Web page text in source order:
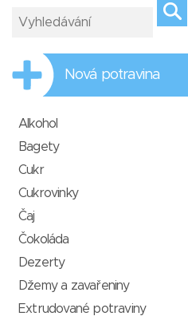
Nová potravina
Alkohol
Bagety
Cukr
Cukrovinky
Čaj
Čokoláda
Dezerty
Džemy a zavařeniny
Extrudované potraviny